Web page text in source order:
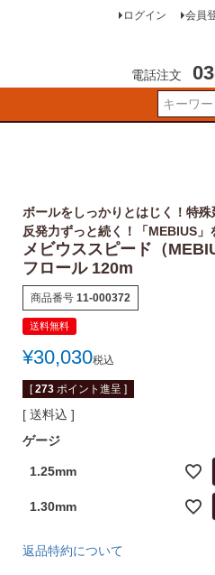
ログイン 会員
電話注文
ボールをしっかりとはじく！特
反発力ずっと続く！「MEBIUS」
メビウススピード（
フロール 120m
商品番号 11-000372
送料無料
¥30,030税込
[ 273 ポイント進呈 ]
送料込
ゲージ
1.25mm
1.30mm
返品特約について